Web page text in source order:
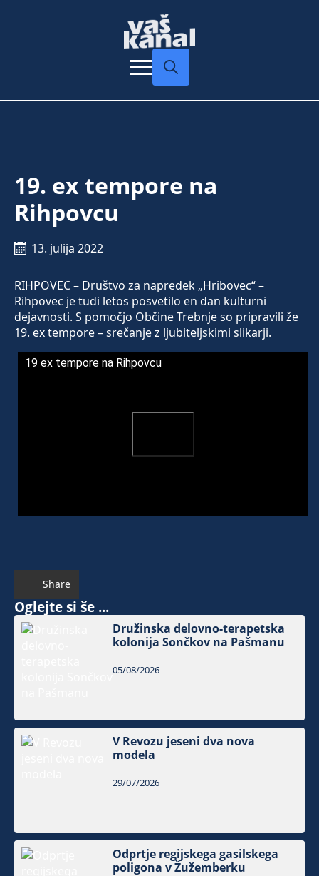
19. ex tempore na
Rihpovcu
13. julija 2022
RIHPOVEC – Društvo za napredek „Hribovec“ –
Rihpovec je tudi letos posvetilo en dan kulturni
dejavnosti. S pomočjo Občine Trebnje so pripravili že
19. ex tempore – srečanje z ljubiteljskimi slikarji.
19 ex tempore na Rihpovcu
Share
Oglejte si še ...
Družinska delovno-terapetska
kolonija Sončkov na Pašmanu
05/08/2026
V Revozu jeseni dva nova
modela
29/07/2026
Odprtje regijskega gasilskega
poligona v Žužemberku